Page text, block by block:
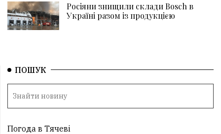
Росіяни знищили склади Bosch в
Україні разом із продукцією
ПОШУК
Погода в Тячеві